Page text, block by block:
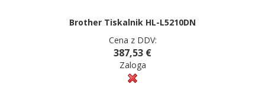
Brother Tiskalnik HL-L5210DN
Cena z DDV:
387,53 €
Zaloga